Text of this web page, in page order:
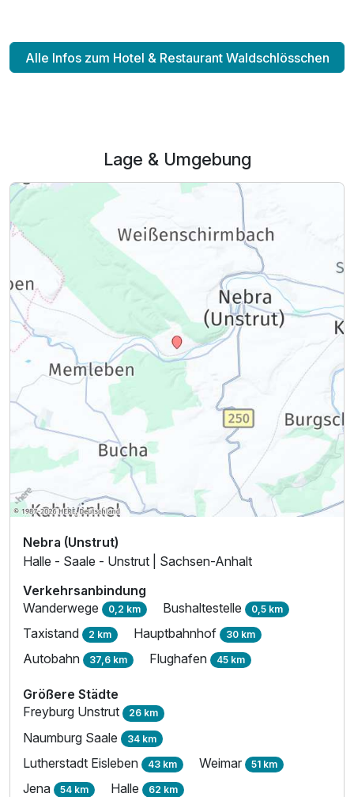
Alle Infos zum Hotel & Restaurant Waldschlösschen
Lage & Umgebung
Nebra (Unstrut)
Halle - Saale - Unstrut | Sachsen-Anhalt
Verkehrsanbindung
Wanderwege 0,2 km Bushaltestelle 0,5 km
Taxistand 2 km Hauptbahnhof 30 km
Autobahn 37,6 km Flughafen 45 km
Größere Städte
Freyburg Unstrut 26 km
Naumburg Saale 34 km
Lutherstadt Eisleben 43 km Weimar 51 km
Jena 54 km Halle 62 km